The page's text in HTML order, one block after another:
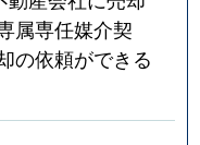
属専任媒介契
の依頼ができる